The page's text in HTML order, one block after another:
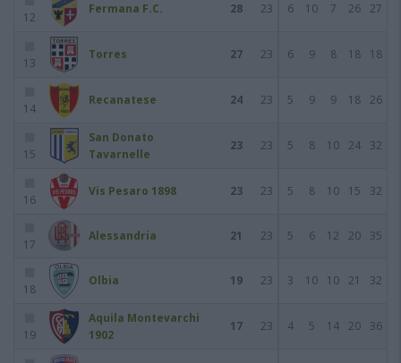
12
Fermana F.C. 28 23 6 10 7 26 27
13
Torres 27 23 6 9 8 18 18
14
Recanatese 24 23 5 9 9 18 26
15
San Donato
Tavarnelle
23 23 5 8 10 24 32
16
Vis Pesaro 1898 23 23 5 8 10 15 32
17
Alessandria 21 23 5 6 12 20 35
18
Olbia 19 23 3 10 10 21 32
19
Aquila Montevarchi
1902
17 23 4 5 14 20 36